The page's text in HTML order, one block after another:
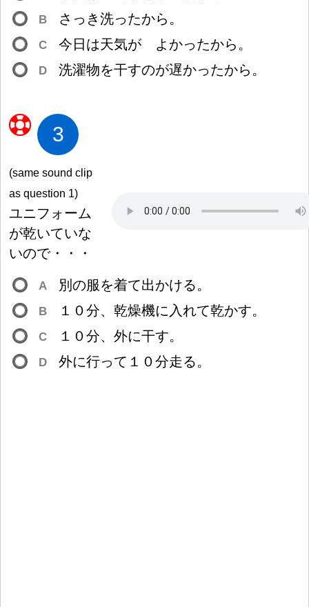
B さっき洗ったから。
C 今 日 は天気が よかったから。
D 洗濯物を干すのが遅かったから。
3
(same sound clip
as question 1)
ユニフォーム
が乾いていな
いので・・・
A 別 の服を着て出かける。
B １ ０分、 乾燥機に 入れて乾かす。
C １ ０分、 外に干す。
D 外に行って １ ０分走る。